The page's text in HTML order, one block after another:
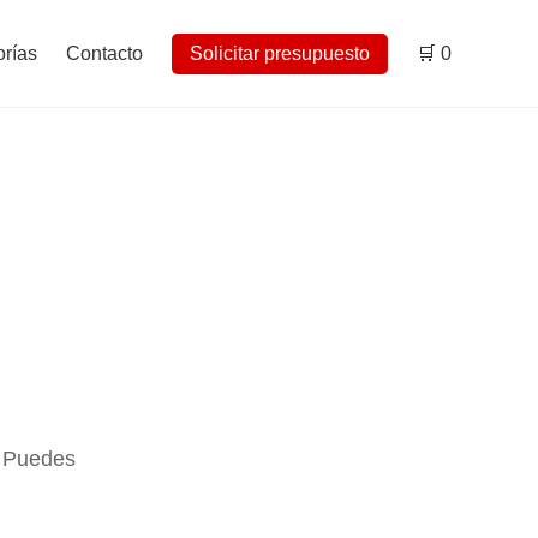
Contacto Solicitar presupuesto 🛒 0